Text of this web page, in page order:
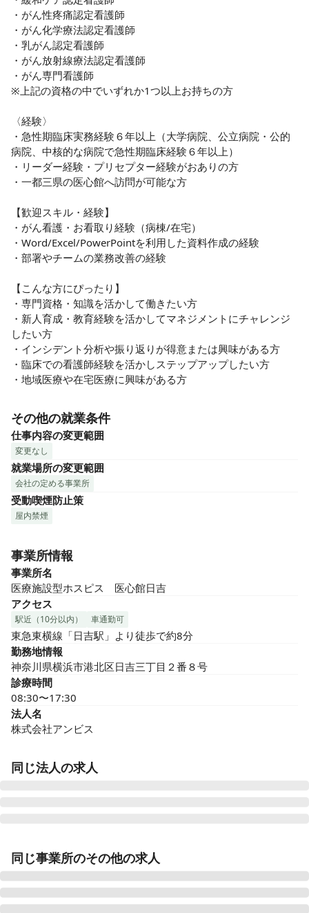
・がん性疼痛認定看護師
・がん化学療法認定看護師
・乳がん認定看護師
・がん放射線療法認定看護師
・がん専門看護師
※上記の資格の中でいずれか1つ以上お持ちの方
〈経験〉
・急性期臨床実務経験６年以上（大学病院、公立病院・公的
病院、中核的な病院で急性期臨床経験６年以上）
・リーダー経験・プリセプター経験がおありの方
・一都三県の医心館へ訪問が可能な方
【歓迎スキル・経験】
・がん看護・お看取り経験（病棟/在宅）
・Word/Excel/PowerPointを利用した資料作成の経験
・部署やチームの業務改善の経験
【こんな方にぴったり】
・専門資格・知識を活かして働きたい方
・新人育成・教育経験を活かしてマネジメントにチャレンジ
したい方
・インシデント分析や振り返りが得意または興味がある方
・臨床での看護師経験を活かしステップアップしたい方
・地域医療や在宅医療に興味がある方
その他の就業条件
仕事内容の変更範囲
変更なし
就業場所の変更範囲
会社の定める事業所
受動喫煙防止策
屋内禁煙
事業所情報
事業所名
医療施設型ホスピス　医心館日吉
アクセス
駅近（10分以内） 車通勤可
東急東横線「日吉駅」より徒歩で約8分
勤務地情報
神奈川県横浜市港北区日吉三丁目２番８号
診療時間
08:30〜17:30
法人名
株式会社アンビス
同じ法人の求人
愛知県豊田市浄水町原山277
医療施設型ホスピス 医心館山形
同じ事業所のその他の求人